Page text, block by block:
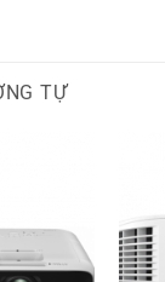
TỰ